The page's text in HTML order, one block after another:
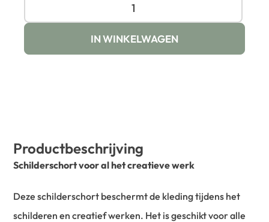
IN WINKELWAGEN
Productbeschrijving
Schilderschort voor al het creatieve werk
Deze schilderschort beschermt de kleding tijdens het
schilderen en creatief werken. Het is geschikt voor alle